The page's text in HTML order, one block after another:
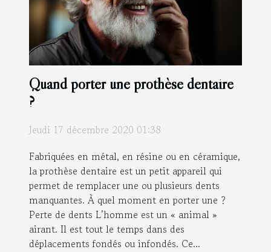
Quand porter une prothèse dentaire
?
Jeudi 17 décembre 2020 01:38
Fabriquées en métal, en résine ou en céramique,
la prothèse dentaire est un petit appareil qui
permet de remplacer une ou plusieurs dents
manquantes. À quel moment en porter une ?
Perte de dents L’homme est un « animal »
airant. Il est tout le temps dans des
déplacements fondés ou infondés. Ce...